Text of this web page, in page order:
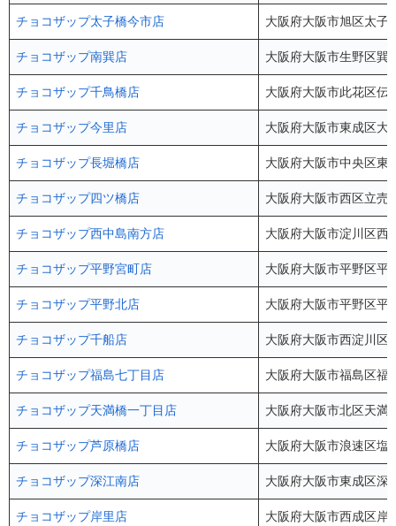
チョコザップ太子橋今市店 大阪府大阪市旭区太
チョコザップ南巽店 大阪府大阪市生野区
チョコザップ千鳥橋店 大阪府大阪市此花区
チョコザップ今里店 大阪府大阪市東成区
チョコザップ長堀橋店 大阪府大阪市中央区
チョコザップ四ツ橋店 大阪府大阪市西区立
チョコザップ西中島南方店 大阪府大阪市淀川区
チョコザップ平野宮町店 大阪府大阪市平野区
チョコザップ平野北店 大阪府大阪市平野区
チョコザップ千船店 大阪府大阪市西淀川
チョコザップ福島七丁目店 大阪府大阪市福島区
チョコザップ天満橋一丁目店 大阪府大阪市北区天
チョコザップ芦原橋店 大阪府大阪市浪速区
チョコザップ深江南店 大阪府大阪市東成区
チョコザップ岸里店 大阪府大阪市西成区